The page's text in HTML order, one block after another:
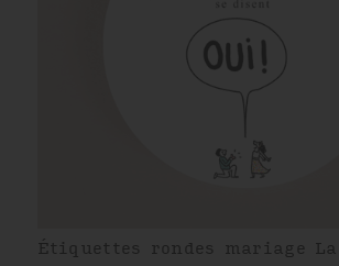
Étiquettes rondes mariage La